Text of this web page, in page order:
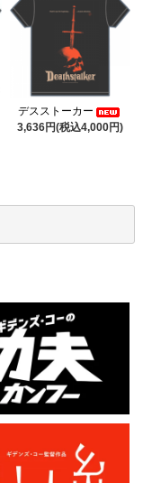
デスストーカー
3,636円(税込4,000円)